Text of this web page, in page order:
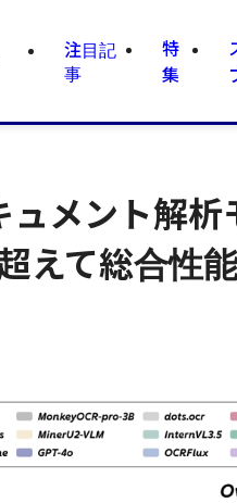
注目記
事
特
集
ュメント解
えて総合性